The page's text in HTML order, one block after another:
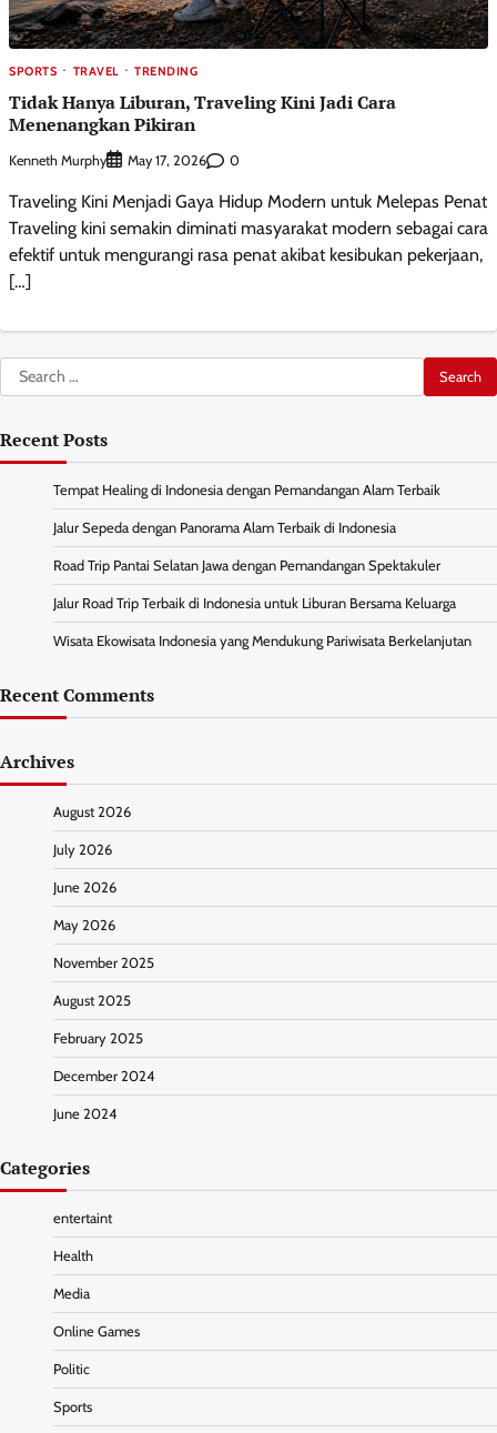
SPORTS TRAVEL TRENDING
Tidak Hanya Liburan, Traveling Kini Jadi Cara
Menenangkan Pikiran
Kenneth Murphy May 17, 2026 0
Traveling Kini Menjadi Gaya Hidup Modern untuk Melepas Penat
Traveling kini semakin diminati masyarakat modern sebagai cara
efektif untuk mengurangi rasa penat akibat kesibukan pekerjaan,
[…]
Search
for:
Recent Posts
Tempat Healing di Indonesia dengan Pemandangan Alam Terbaik
Jalur Sepeda dengan Panorama Alam Terbaik di Indonesia
Road Trip Pantai Selatan Jawa dengan Pemandangan Spektakuler
Jalur Road Trip Terbaik di Indonesia untuk Liburan Bersama Keluarga
Wisata Ekowisata Indonesia yang Mendukung Pariwisata Berkelanjutan
Recent Comments
Archives
August 2026
July 2026
June 2026
May 2026
November 2025
August 2025
February 2025
December 2024
June 2024
Categories
entertaint
Health
Media
Online Games
Politic
Sports